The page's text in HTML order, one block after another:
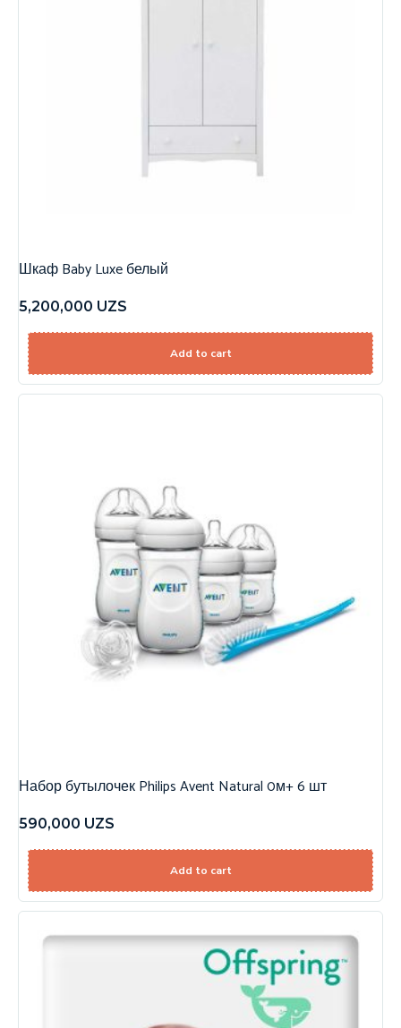
Шкаф Baby Luxe белый
5,200,000 UZS
Add to cart
Набор бутылочек Philips Avent Natural 0м+ 6 шт
590,000 UZS
Add to cart